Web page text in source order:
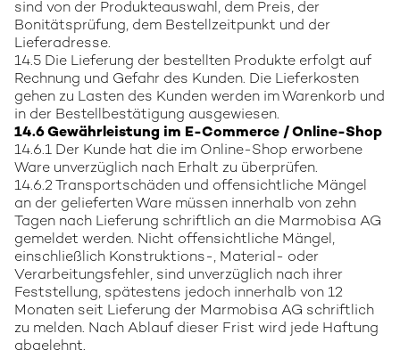
sind von der Produkteauswahl, dem Preis, der
Bonitätsprüfung, dem Bestellzeitpunkt und der
Lieferadresse.
14.5 Die Lieferung der bestellten Produkte erfolgt auf
Rechnung und Gefahr des Kunden. Die Lieferkosten
gehen zu Lasten des Kunden werden im Warenkorb und
in der Bestellbestätigung ausgewiesen.
14.6 Gewährleistung im E-Commerce / Online-Shop
14.6.1 Der Kunde hat die im Online-Shop erworbene
Ware unverzüglich nach Erhalt zu überprüfen.
14.6.2 Transportschäden und offensichtliche Mängel
an der gelieferten Ware müssen innerhalb von zehn
Tagen nach Lieferung schriftlich an die Marmobisa AG
gemeldet werden. Nicht offensichtliche Mängel,
einschließlich Konstruktions-, Material- oder
Verarbeitungsfehler, sind unverzüglich nach ihrer
Feststellung, spätestens jedoch innerhalb von 12
Monaten seit Lieferung der Marmobisa AG schriftlich
zu melden. Nach Ablauf dieser Frist wird jede Haftung
abgelehnt.